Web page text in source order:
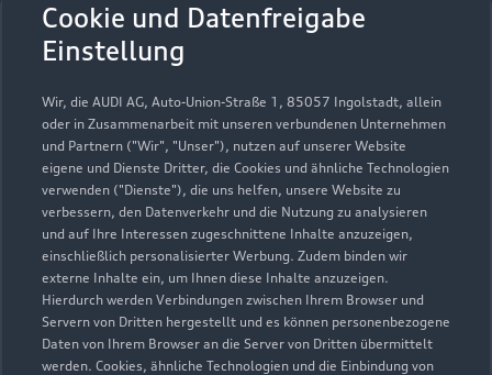
Cookie und Datenfreigabe
Einstellung
Wir, die AUDI AG, Auto-Union-Straße 1, 85057 Ingolstadt, allein
oder in Zusammenarbeit mit unseren verbundenen Unternehmen
und Partnern ("Wir", "Unser"), nutzen auf unserer Website
eigene und Dienste Dritter, die Cookies und ähnliche Technologien
verwenden ("Dienste"), die uns helfen, unsere Website zu
verbessern, den Datenverkehr und die Nutzung zu analysieren
und auf Ihre Interessen zugeschnittene Inhalte anzuzeigen,
einschließlich personalisierter Werbung. Zudem binden wir
externe Inhalte ein, um Ihnen diese Inhalte anzuzeigen.
Hierdurch werden Verbindungen zwischen Ihrem Browser und
Servern von Dritten hergestellt und es können personenbezogene
Daten von Ihrem Browser an die Server von Dritten übermittelt
werden. Cookies, ähnliche Technologien und die Einbindung von
Almerfeldweg 39
59929 Brilon
02961 972222